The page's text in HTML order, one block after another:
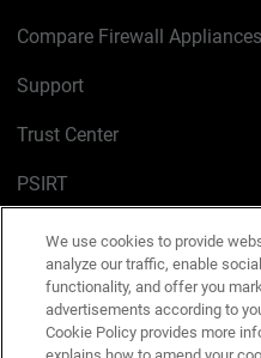
Compare Firewall Appliances
Support
Trust Center
PSIRT
Cookie Policy
Privacy Policy
Media & Brand Kit
We use cookies to provide
analyze our traffic, enable
functionality, and offer you
advertisements according to
Cookie Policy provides more